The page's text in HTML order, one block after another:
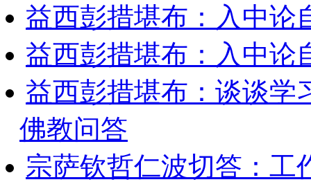
益西彭措堪布：入中论
益西彭措堪布：入中论
益西彭措堪布：谈谈学
佛教问答
宗萨钦哲仁波切答：工